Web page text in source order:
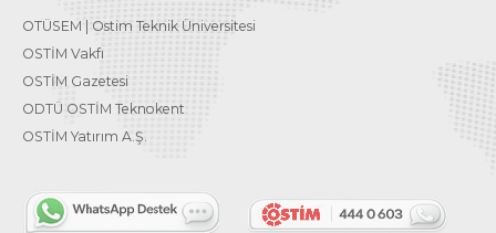
OTÜSEM | Ostim Teknik Üniversitesi
OSTİM Vakfı
OSTİM Gazetesi
ODTÜ OSTİM Teknokent
OSTİM Yatırım A.Ş.